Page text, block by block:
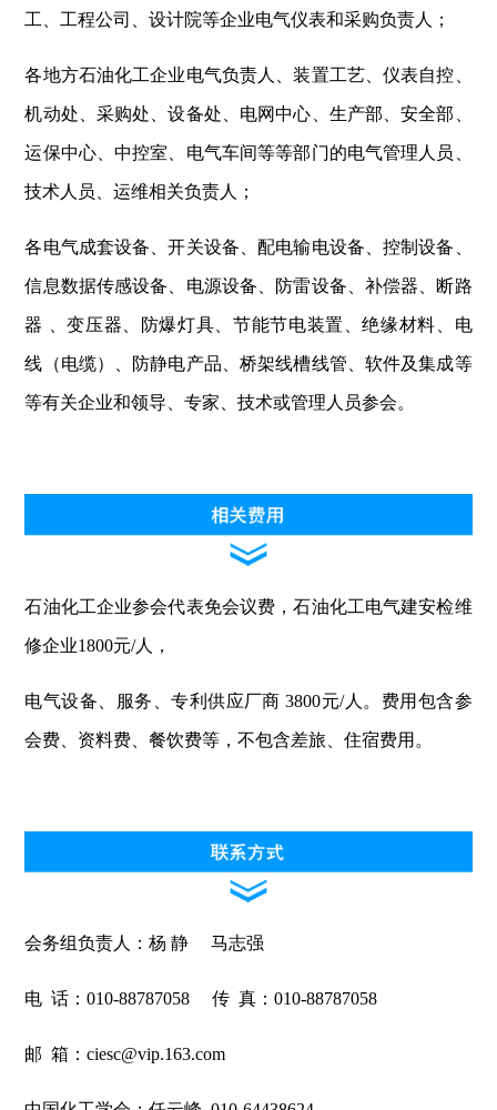
工、工程公司、设计院等企业电气仪表和采购负责人；
各地方石油化工企业电气负责人、装置工艺、仪表自控、
机动处、采购处、设备处、电网中心、生产部、安全部、
运保中心、中控室、电气车间等等部门的电气管理人员、
技术人员、运维相关负责人；
各电气成套设备、开关设备、配电输电设备、控制设备、
信息数据传感设备、电源设备、防雷设备、补偿器、断路
器 、变压器、防爆灯具、节能节电装置、绝缘材料、电
线（电缆）、防静电产品、桥架线槽线管、软件及集成等
等有关企业和领导、专家、技术或管理人员参会。
石油化工企业参会代表免会议费，石油化工电气建安检维
修企业1800元/人，
电气设备、服务、专利供应厂商 3800元/人。费用包含参
会费、资料费、餐饮费等，不包含差旅、住宿费用。
会务组负责人：杨 静 马志强
电 话：010-88787058 传 真：010-88787058
邮 箱：ciesc@vip.163.com